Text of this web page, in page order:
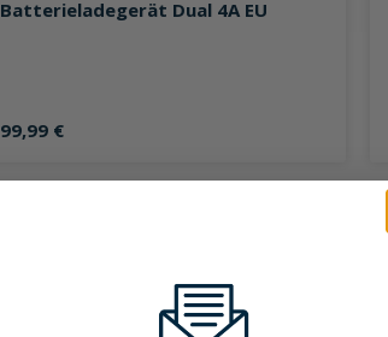
Batterieladegerät Dual 4A EU
99,99 €